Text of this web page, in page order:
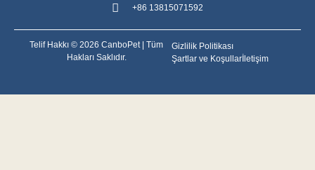
+86 13815071592
Telif Hakkı © 2026 CanboPet | Tüm
Hakları Saklıdır.
Gizlilik Politikası
Şartlar ve Koşullar İletişim